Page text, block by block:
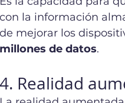
con la información
de mejorar los
millones de datos.
4. Realidad